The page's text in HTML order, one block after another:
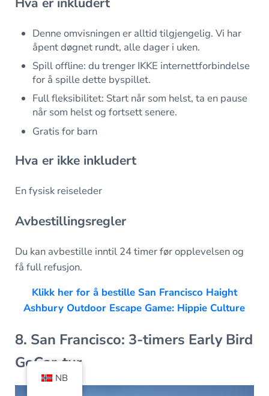
Denne omvisningen er alltid tilgjengelig. Vi har
åpent døgnet rundt, alle dager i uken.
Spill offline: du trenger IKKE internettforbindelse
for å spille dette byspillet.
Full fleksibilitet: Start når som helst, ta en pause
når som helst og fortsett senere.
Gratis for barn
Hva er ikke inkludert
En fysisk reiseleder
Avbestillingsregler
Du kan avbestille inntil 24 timer før opplevelsen og
få full refusjon.
Klikk her for å bestille San Francisco Haight
Ashbury Outdoor Escape Game: Hippie Culture
8. San Francisco: 3-timers Early Bird
GoCar-tur
NB